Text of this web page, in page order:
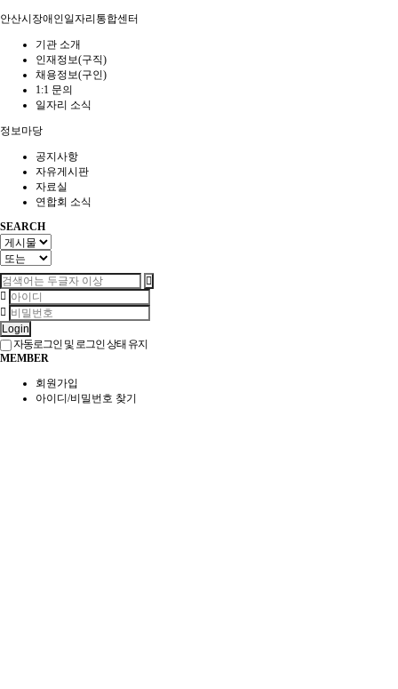
안산시장애인일자리통합센터
기관 소개
인재정보(구직)
채용정보(구인)
1:1 문의
일자리 소식
정보마당
공지사항
자유게시판
자료실
연합회 소식
SEARCH
Login
자동로그인 및 로그인 상태 유지
MEMBER
회원가입
아이디/비밀번호 찾기